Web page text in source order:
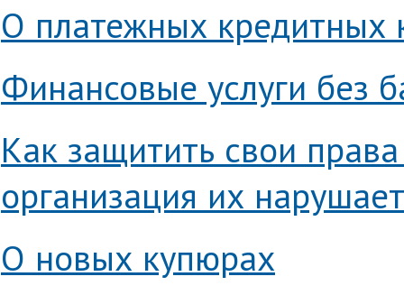
О платежных кредитных
Финансовые услуги без
Как защитить свои
организация их нарушает
О новых купюрах